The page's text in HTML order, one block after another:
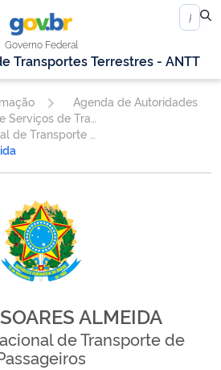
Governo Federal
Transportes Terrestres - ANTT
Agenda de Autoridades
ALMEIDA
de Transporte de